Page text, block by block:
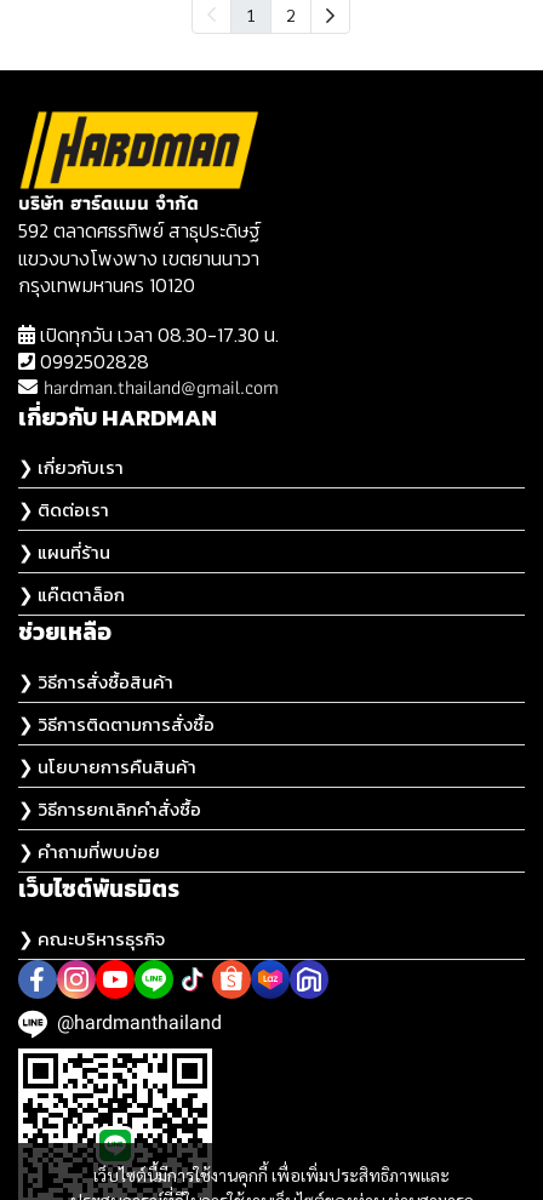
1 2
เว็บไซต์นี้มีการใช้งานคุกกี้ เพื่อเพิ่มประสิทธิภาพและ
บริษัท ฮาร์ดแมน จำกัด
592 ตลาดศธรทิพย์ สาธุประดิษฐ์
แขวงบางโพงพาง เขตยานนาวา
กรุงเทพมหานคร 10120
เปิดทุกวัน เวลา 08.30-17.30 น.
0992502828
hardman.thailand@gmail.com
เกี่ยวกับ HARDMAN
❯ เกี่ยวกับเรา
❯ ติดต่อเรา
❯ แผนที่ร้าน
❯ แค๊ตตาล็อก
ช่วยเหลือ
❯ วิธีการสั่งซื้อสินค้า
❯ วิธีการติดตามการสั่งซื้อ
❯ นโยบายการคืนสินค้า
❯ วิธีการยกเลิกคำสั่งซื้อ
❯ คำถามที่พบบ่อย
เว็บไซต์พันธมิตร
❯ คณะบริหารธุรกิจ
@hardmanthailand